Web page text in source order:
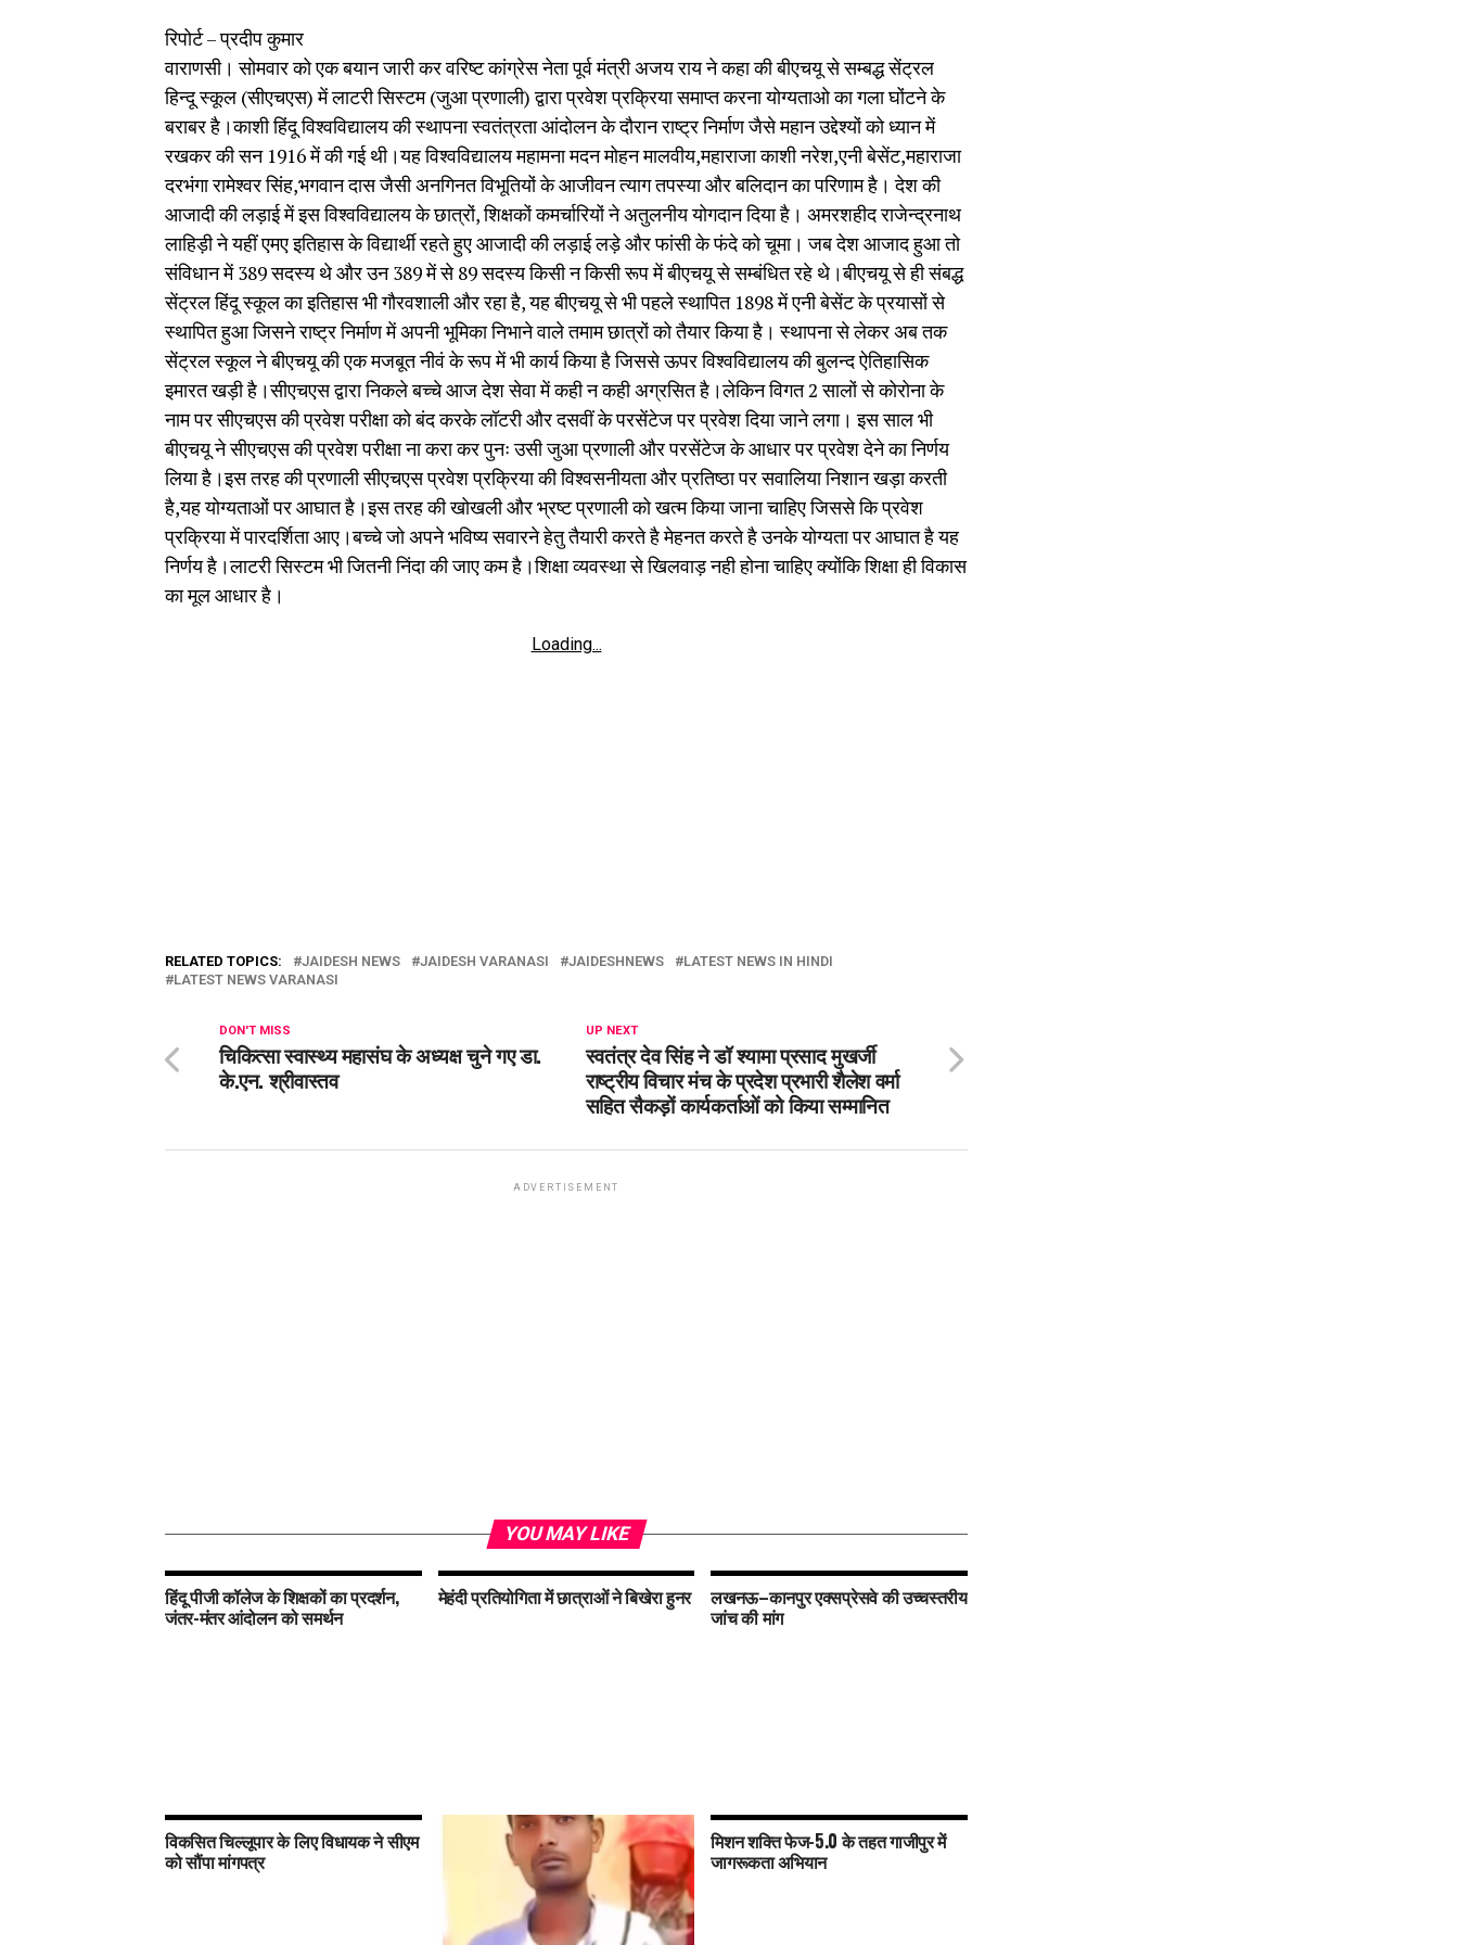
रिपोर्ट – प्रदीप कुमार
वाराणसी। सोमवार को एक बयान जारी कर वरिष्ट कांग्रेस नेता पूर्व मंत्री अजय राय ने कहा की बीएचयू से सम्बद्ध सेंट्रल
हिन्दू स्कूल (सीएचएस) में लाटरी सिस्टम (जुआ प्रणाली) द्वारा प्रवेश प्रक्रिया समाप्त करना योग्यताओ का गला घोंटने के
बराबर है।काशी हिंदू विश्वविद्यालय की स्थापना स्वतंत्रता आंदोलन के दौरान राष्ट्र निर्माण जैसे महान उद्देश्यों को ध्यान में
रखकर की सन 1916 में की गई थी।यह विश्वविद्यालय महामना मदन मोहन मालवीय,महाराजा काशी नरेश,एनी बेसेंट,महाराजा
दरभंगा रामेश्वर सिंह,भगवान दास जैसी अनगिनत विभूतियों के आजीवन त्याग तपस्या और बलिदान का परिणाम है। देश की
आजादी की लड़ाई में इस विश्वविद्यालय के छात्रों, शिक्षकों कमर्चारियों ने अतुलनीय योगदान दिया है। अमरशहीद राजेन्द्रनाथ
लाहिड़ी ने यहीं एमए इतिहास के विद्यार्थी रहते हुए आजादी की लड़ाई लड़े और फांसी के फंदे को चूमा। जब देश आजाद हुआ तो
संविधान में 389 सदस्य थे और उन 389 में से 89 सदस्य किसी न किसी रूप में बीएचयू से सम्बंधित रहे थे।बीएचयू से ही संबद्ध
सेंट्रल हिंदू स्कूल का इतिहास भी गौरवशाली और रहा है, यह बीएचयू से भी पहले स्थापित 1898 में एनी बेसेंट के प्रयासों से
स्थापित हुआ जिसने राष्ट्र निर्माण में अपनी भूमिका निभाने वाले तमाम छात्रों को तैयार किया है। स्थापना से लेकर अब तक
सेंट्रल स्कूल ने बीएचयू की एक मजबूत नीवं के रूप में भी कार्य किया है जिससे ऊपर विश्वविद्यालय की बुलन्द ऐतिहासिक
इमारत खड़ी है।सीएचएस द्वारा निकले बच्चे आज देश सेवा में कही न कही अग्रसित है।लेकिन विगत 2 सालों से कोरोना के
नाम पर सीएचएस की प्रवेश परीक्षा को बंद करके लॉटरी और दसवीं के परसेंटेज पर प्रवेश दिया जाने लगा। इस साल भी
बीएचयू ने सीएचएस की प्रवेश परीक्षा ना करा कर पुनः उसी जुआ प्रणाली और परसेंटेज के आधार पर प्रवेश देने का निर्णय
लिया है।इस तरह की प्रणाली सीएचएस प्रवेश प्रक्रिया की विश्वसनीयता और प्रतिष्ठा पर सवालिया निशान खड़ा करती
है,यह योग्यताओं पर आघात है।इस तरह की खोखली और भ्रष्ट प्रणाली को खत्म किया जाना चाहिए जिससे कि प्रवेश
प्रक्रिया में पारदर्शिता आए।बच्चे जो अपने भविष्य सवारने हेतु तैयारी करते है मेहनत करते है उनके योग्यता पर आघात है यह
निर्णय है।लाटरी सिस्टम भी जितनी निंदा की जाए कम है।शिक्षा व्यवस्था से खिलवाड़ नही होना चाहिए क्योंकि शिक्षा ही विकास
का मूल आधार है।
Loading...
RELATED TOPICS: JAIDESH NEWS JAIDESH VARANASI JAIDESHNEWS
LATEST NEWS IN HINDI
LATEST NEWS VARANASI
UP NEXT
स्वतंत्र देव सिंह ने डॉ श्यामा प्रसाद मुखर्जी
राष्ट्रीय विचार मंच के प्रदेश प्रभारी शैलेश वर्मा
सहित सैकड़ों कार्यकर्ताओं को किया सम्मानित
DON'T MISS
चिकित्सा स्वास्थ्य महासंघ के अध्यक्ष चुने गए डा.
के.एन. श्रीवास्तव
ADVERTISEMENT
YOU MAY LIKE
हिंदू पीजी कॉलेज के शिक्षकों का प्रदर्शन,
जंतर-मंतर आंदोलन को समर्थन
मेहंदी प्रतियोगिता में छात्राओं ने बिखेरा हुनर लखनऊ–कानपुर एक्सप्रेसवे की उच्चस्तरीय
जांच की मांग
विकसित चिल्लूपार के लिए विधायक ने सीएम
को सौंपा मांगपत्र
मिशन शक्ति फेज-5.0 के तहत गाजीपुर में
जागरूकता अभियान